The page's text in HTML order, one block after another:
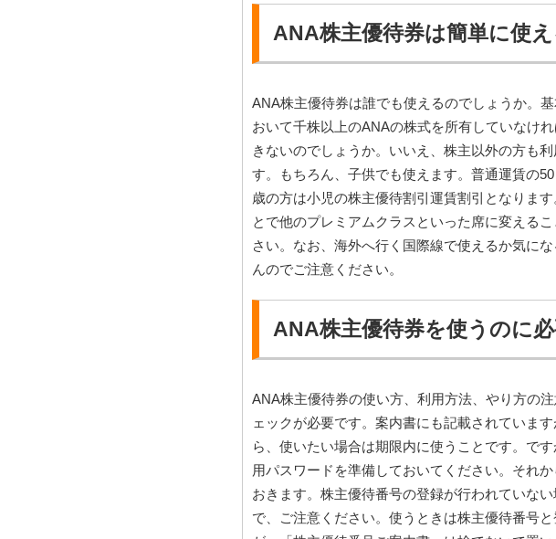
ANA株主優待券は簡単に使え
ANA株主優待券は誰でも使えるのでしょうか。
おいて千株以上のANAの株式を所有していなけ
きないのでしょうか。いいえ、株主以外の方も
す。もちろん、子供でも使えます。普通運賃の
歳の方は小児の株主優待割引運賃割引となりま
とで他のプレミアムクラスといった席に変える
さい。なお、海外へ行く国際線で使えるか気に
んのでご注意ください。
ANA株主優待券を使うのに
ANA株主優待券の使い方、利用方法、やり方の
ェックが必要です。案内書にも記載されていま
ら、使いたい場合は期限内に使うことです。で
用パスワードを準備しておいてください。それ
おきます。株主優待番号の登録が行われていな
で、ご注意ください。使うときは株主優待番号